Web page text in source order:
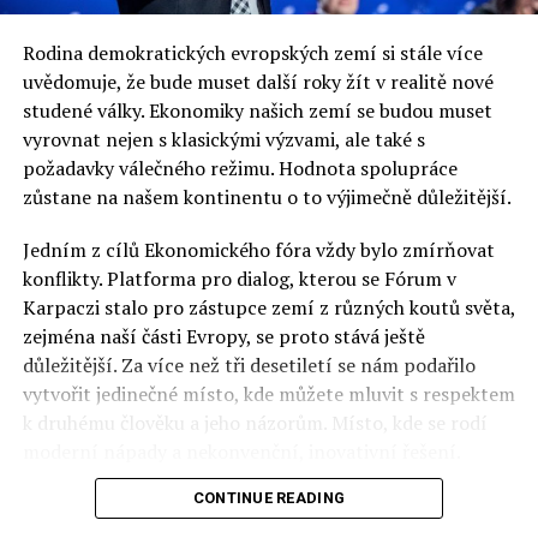
DON'T MISS
Polský nábytek máte doma a ani o tom nevíte
Jaromír Piskoř
redaktor a editor polskodnes.cz
Rodina demokratických evropských zemí si stále více
uvědomuje, že bude muset další roky žít v realitě nové
studené války. Ekonomiky našich zemí se budou muset
vyrovnat nejen s klasickými výzvami, ale také s
požadavky válečného režimu. Hodnota spolupráce
zůstane na našem kontinentu o to výjimečně důležitější.
Jedním z cílů Ekonomického fóra vždy bylo zmírňovat
konflikty. Platforma pro dialog, kterou se Fórum v
Karpaczi stalo pro zástupce zemí z různých koutů světa,
zejména naší části Evropy, se proto stává ještě
důležitější. Za více než tři desetiletí se nám podařilo
vytvořit jedinečné místo, kde můžete mluvit s respektem
k druhému člověku a jeho názorům. Místo, kde se rodí
Polsko musí mít instituce, jejichž horizont činnosti je
CONTINUE READING